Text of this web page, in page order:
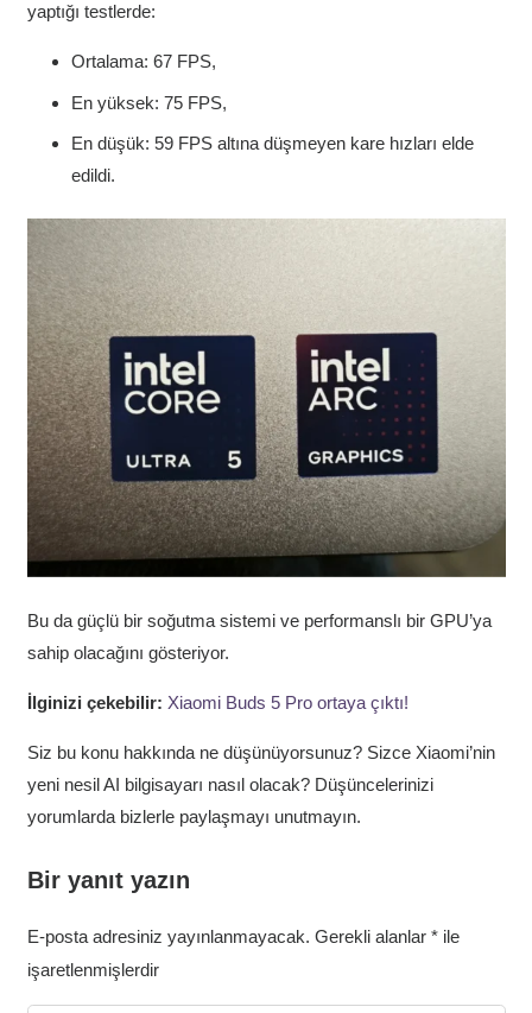
yaptığı testlerde:
Ortalama: 67 FPS,
En yüksek: 75 FPS,
En düşük: 59 FPS altına düşmeyen kare hızları elde
edildi.
Bu da güçlü bir soğutma sistemi ve performanslı bir GPU’ya
sahip olacağını gösteriyor.
İlginizi çekebilir: Xiaomi Buds 5 Pro ortaya çıktı!
Siz bu konu hakkında ne düşünüyorsunuz? Sizce Xiaomi’nin
yeni nesil AI bilgisayarı nasıl olacak? Düşüncelerinizi
yorumlarda bizlerle paylaşmayı unutmayın.
Bir yanıt yazın
E-posta adresiniz yayınlanmayacak. Gerekli alanlar *ile
işaretlenmişlerdir